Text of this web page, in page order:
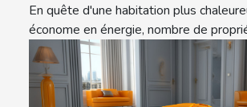
En quête d'une habitation plus
économe en énergie, nombre de